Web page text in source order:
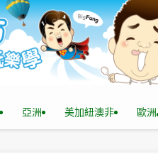
亞洲 美加紐澳非 歐洲